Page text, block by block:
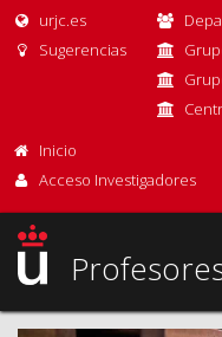
urjc.es
Sugerencias
Inicio
Acceso Investigadores